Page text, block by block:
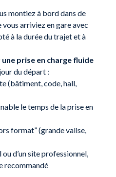
montiez à bord dans de
arriviez en gare avec
à la durée du trajet et à
prise en charge fluide
du départ :
(bâtiment, code, hall,
le temps de la prise en
format” (grande valise,
ou d’un site professionnel,
recommandé